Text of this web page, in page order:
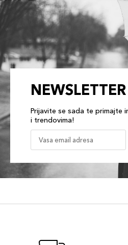
NEWSLETTER
Prijavite se sada te primajte
i trendovima!